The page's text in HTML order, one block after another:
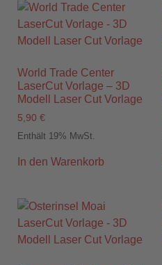
World Trade Center
LaserCut Vorlage – 3D
Modell Laser Cut Vorlage
5,90 €
Enthält 19% MwSt.
In den Warenkorb